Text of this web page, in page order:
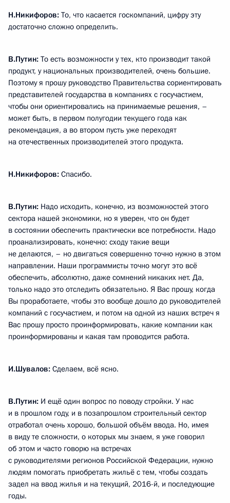
Н.Никифоров: То, что касается госкомпаний, цифру эту
достаточно сложно определить.
В.Путин: То есть возможности у тех, кто производит такой
продукт, у национальных производителей, очень большие.
Поэтому я прошу руководство Правительства сориентировать
представителей государства в компаниях с госучастием,
чтобы они ориентировались на принимаемые решения, –
может быть, в первом полугодии текущего года как
рекомендация, а во втором пусть уже переходят
на отечественных производителей этого продукта.
Н.Никифоров: Спасибо.
В.Путин: Надо исходить, конечно, из возможностей этого
сектора нашей экономики, но я уверен, что он будет
в состоянии обеспечить практически все потребности. Надо
проанализировать, конечно: сходу такие вещи
не делаются, – но двигаться совершенно точно нужно в этом
направлении. Наши программисты точно могут это всё
обеспечить, абсолютно, даже сомнений никаких нет. Да,
только надо это отследить обязательно. Я Вас прошу, когда
Вы проработаете, чтобы это вообще дошло до руководителей
компаний с госучастием, и потом на одной из наших встреч я
Вас прошу просто проинформировать, какие компании как
проинформированы и какая там проводится работа.
И.Шувалов: Сделаем, всё ясно.
В.Путин: И ещё один вопрос по поводу стройки. У нас
и в прошлом году, и в позапрошлом строительный сектор
отработал очень хорошо, большой объём ввода. Но, имея
в виду те сложности, о которых мы знаем, я уже говорил
об этом и часто говорю на встречах
с руководителями регионов Российской Федерации, нужно
людям помогать приобретать жильё с тем, чтобы создать
задел на ввод жилья и на текущий, 2016-й, и последующие
годы.